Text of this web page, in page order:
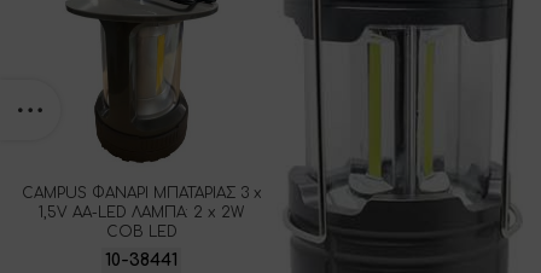
CAMPUS ΦΑΝΑΡΙ ΜΠΑΤΑΡΙΑΣ 3 x
1,5V AA-LED ΛΑΜΠΑ: 2 x 2W
COB LED
10-38441